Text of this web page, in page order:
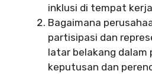
inklusi di tempat
Bagaimana
partisipasi dan
latar belakang dalam
keputusan dan